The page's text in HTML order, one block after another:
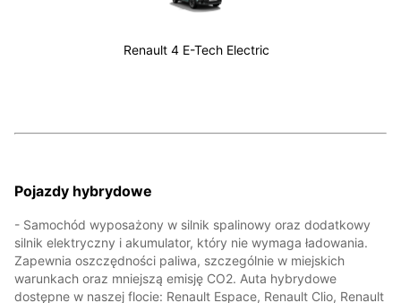
Renault 4 E-Tech Electric
Pojazdy hybrydowe
- Samochód wyposażony w silnik spalinowy oraz dodatkowy
silnik elektryczny i akumulator, który nie wymaga ładowania.
Zapewnia oszczędności paliwa, szczególnie w miejskich
warunkach oraz mniejszą emisję CO2. Auta hybrydowe
dostępne w naszej flocie: Renault Espace, Renault Clio, Renault